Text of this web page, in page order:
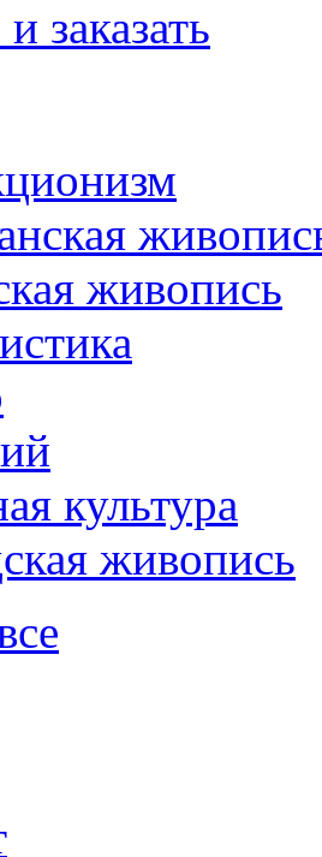
заказать
живопись
культура
живопись